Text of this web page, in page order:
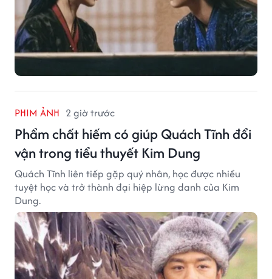
PHIM ẢNH 2 giờ trước
Phẩm chất hiếm có giúp Quách Tĩnh đổi
vận trong tiểu thuyết Kim Dung
Quách Tĩnh liên tiếp gặp quý nhân, học được nhiều
tuyệt học và trở thành đại hiệp lừng danh của Kim
Dung.